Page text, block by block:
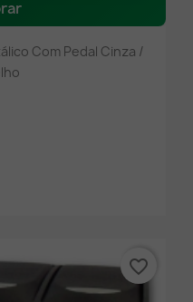
Com Pedal Cinza /
favorite_border